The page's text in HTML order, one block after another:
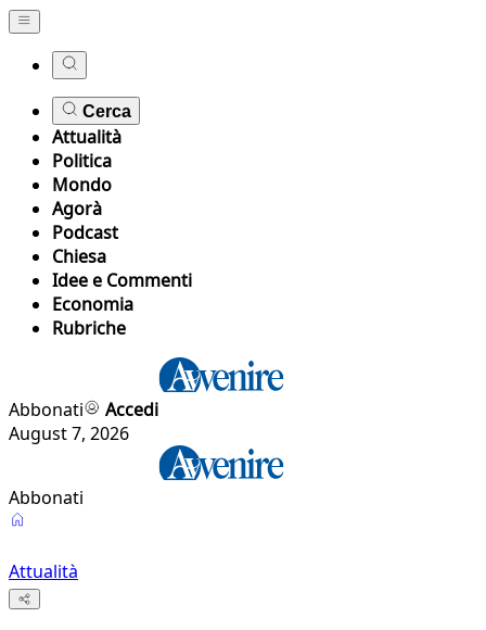
Cerca
Attualità
Politica
Mondo
Agorà
Podcast
Chiesa
Idee e Commenti
Economia
Rubriche
Abbonati
Accedi
August 7, 2026
Abbonati
Attualità